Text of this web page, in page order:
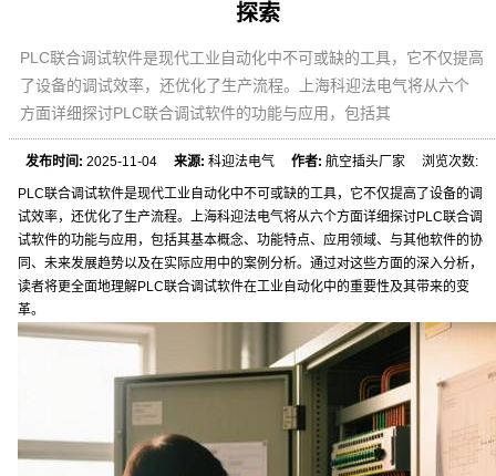
探索
PLC联合调试软件是现代工业自动化中不可或缺的工具，它不仅提高
了设备的调试效率，还优化了生产流程。上海科迎法电气将从六个
方面详细探讨PLC联合调试软件的功能与应用，包括其
发布时间: 2025-11-04来源: 科迎法电气作者: 航空插头厂家 浏览次数:
PLC联合调试软件是现代工业自动化中不可或缺的工具，它不仅提高了设备的调
试效率，还优化了生产流程。上海科迎法电气将从六个方面详细探讨PLC联合调
试软件的功能与应用，包括其基本概念、功能特点、应用领域、与其他软件的协
同、未来发展趋势以及在实际应用中的案例分析。通过对这些方面的深入分析，
读者将更全面地理解PLC联合调试软件在工业自动化中的重要性及其带来的变
革。